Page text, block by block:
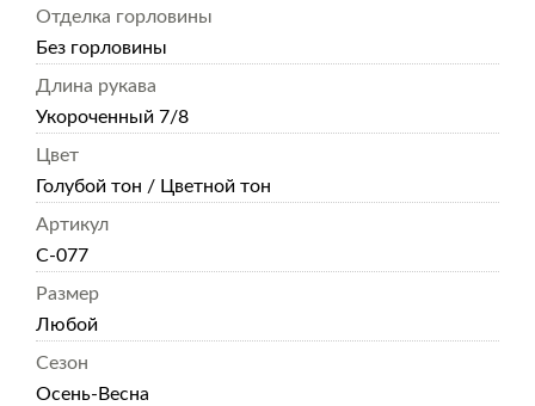
Отделка горловины
Без горловины
Длина рукава
Укороченный 7/8
Цвет
Голубой тон / Цветной тон
Артикул
С-077
Размер
Любой
Сезон
Осень-Весна